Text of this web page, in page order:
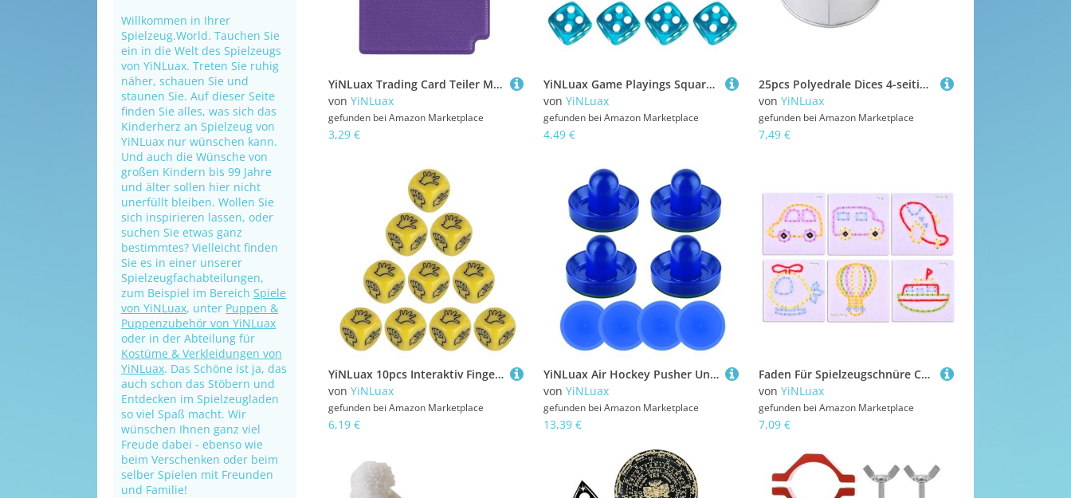
Willkommen in Ihrer
Spielzeug.World. Tauchen Sie
ein in die Welt des Spielzeugs
von YiNLuax. Treten Sie ruhig
näher, schauen Sie und
staunen Sie. Auf dieser Seite
finden Sie alles, was sich das
Kinderherz an Spielzeug von
YiNLuax nur wünschen kann.
Und auch die Wünsche von
großen Kindern bis 99 Jahre
und älter sollen hier nicht
unerfüllt bleiben. Wollen Sie
sich inspirieren lassen, oder
suchen Sie etwas ganz
bestimmtes? Vielleicht finden
Sie es in einer unserer
Spielzeugfachabteilungen,
zum Beispiel im Bereich Spiele
von YiNLuax, unter Puppen &
Puppenzubehör von YiNLuax
oder in der Abteilung für
Kostüme & Verkleidungen von
YiNLuax. Das Schöne ist ja, das
auch schon das Stöbern und
Entdecken im Spielzeugladen
so viel Spaß macht. Wir
wünschen Ihnen ganz viel
Freude dabei - ebenso wie
beim Verschenken oder beim
selber Spielen mit Freunden
und Familie!
YiNLuax Trading Card Teiler Multicolor PU Separator Board Decks Box Sortier Portables Spielzubehör Haltbarkeit Organisatoren
von YiNLuax
gefunden bei Amazon Marketplace
3,29 €
YiNLuax Game Playings Square Block Mathematikunterricht Bildungsspielzeug Dices Kleine Farbenfrohe Acryl Sechsseitige Dices Würfel Mit Punkten Sechs Seiten Set
von YiNLuax
gefunden bei Amazon Marketplace
4,49 €
25pcs Polyedrale Dices 4-seitige Zahlen Acryl Dices Rollenspiele Tischspiel Klares Spiel Einfach Zu Verwendende Rollenspiele Tabellenzubehör
von YiNLuax
gefunden bei Amazon Marketplace
7,49 €
YiNLuax 10pcs Interaktiv Fingerspiel Dices Acryl Rock Paper Scissor Game Dices 6 Seiten 20 Mm Für Familienunterhaltung Finger Raten
von YiNLuax
gefunden bei Amazon Marketplace
6,19 €
YiNLuax Air Hockey Pusher Und Air Hockey Pucks Ersatz Für Spieltische Great Tor Paddel Ersatz Spielzeugset Tischspielzeugset
von YiNLuax
gefunden bei Amazon Marketplace
13,39 €
Faden Für Spielzeugschnüre Craft Kits Kinder Vorschulalter Homeschool Aktivität Und Eltern Kinder Bindungs Nähprojektmaterialien Vorschuldwindeaktivitäten Feinmotorik
von YiNLuax
gefunden bei Amazon Marketplace
7,09 €